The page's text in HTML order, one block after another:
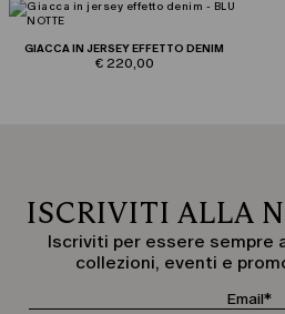
GIACCA IN JERSEY EFFETTO DENIM
€ 220,00
ISCRIVITI ALLA
Iscriviti per essere sempre
collezioni, eventi e